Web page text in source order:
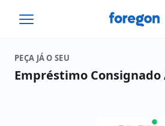
Foregon.com
PEÇA JÁ O SEU
Empréstimo Consignado